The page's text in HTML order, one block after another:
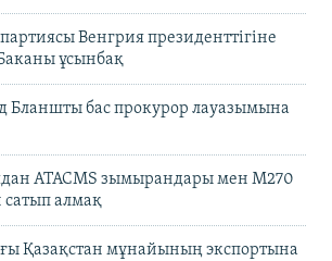
Венгрия президенттігіне
ұсынбақ
Бланшты бас прокурор лауазымына
ATACMS зымырандары мен M270
алмақ
Қазақстан мұнайының экспортына